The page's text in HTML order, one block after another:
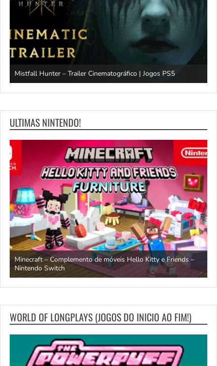
Mistfall Hunter – Trailer Cinematográfico | Jogos PS5
ULTIMAS NINTENDO!
Minecraft – Complemento de móveis Hello Kitty e Friends –
Nintendo Switch
WORLD OF LONGPLAYS (JOGOS DO INICIO AO FIM!)